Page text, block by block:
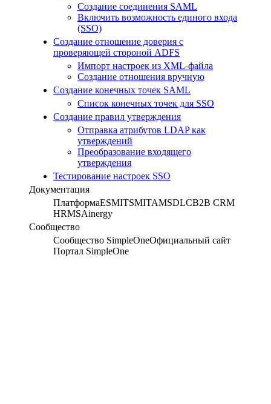
Создание соединения SAML
Включить возможность единого входа
(SSO)
Создание отношение доверия с
проверяющей стороной ADFS
Импорт настроек из XML-файла
Создание отношения вручную
Создание конечных точек SAML
Список конечных точек для SSO
Создание правил утверждения
Отправка атрибутов LDAP как
утверждений
Преобразование входящего
утверждения
Тестирование настроек SSO
Документация
ПлатформаESMITSMITAMSDLCB2B CRM
HRMSAinergy
Сообщество
Сообщество SimpleOneОфициальный сайт
Портал SimpleOne